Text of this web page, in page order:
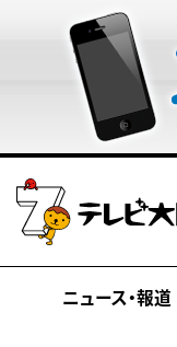
ニュース・報道